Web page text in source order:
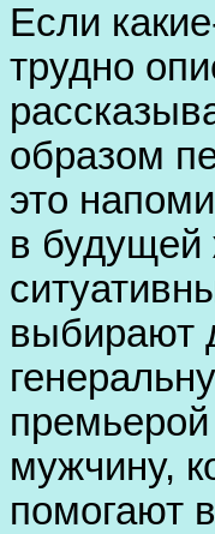
Если
трудно
образом
это
в будущей
выбирают
мужчину,
помогают